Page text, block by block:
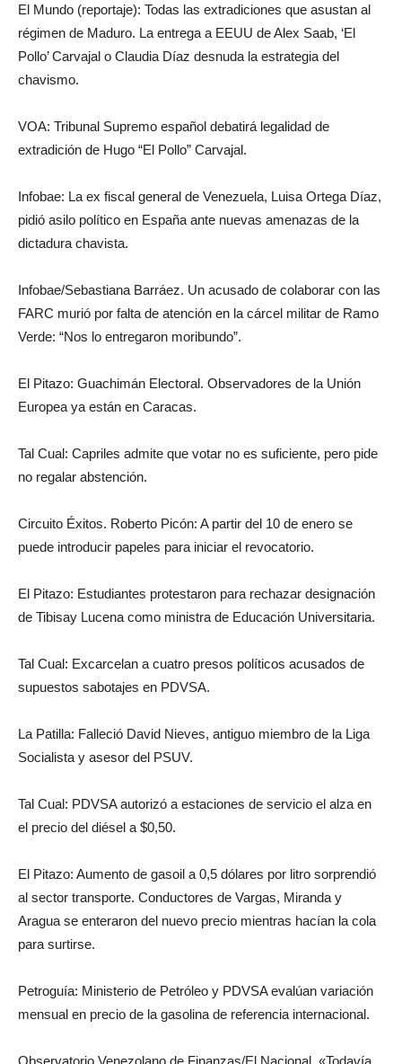
El Mundo (reportaje): Todas las extradiciones que asustan al
régimen de Maduro. La entrega a EEUU de Alex Saab, ‘El
Pollo’ Carvajal o Claudia Díaz desnuda la estrategia del
chavismo.
VOA: Tribunal Supremo español debatirá legalidad de
extradición de Hugo “El Pollo” Carvajal.
Infobae: La ex fiscal general de Venezuela, Luisa Ortega Díaz,
pidió asilo político en España ante nuevas amenazas de la
dictadura chavista.
Infobae/Sebastiana Barráez. Un acusado de colaborar con las
FARC murió por falta de atención en la cárcel militar de Ramo
Verde: “Nos lo entregaron moribundo”.
El Pitazo: Guachimán Electoral. Observadores de la Unión
Europea ya están en Caracas.
Tal Cual: Capriles admite que votar no es suficiente, pero pide
no regalar abstención.
Circuito Éxitos. Roberto Picón: A partir del 10 de enero se
puede introducir papeles para iniciar el revocatorio.
El Pitazo: Estudiantes protestaron para rechazar designación
de Tibisay Lucena como ministra de Educación Universitaria.
Tal Cual: Excarcelan a cuatro presos políticos acusados de
supuestos sabotajes en PDVSA.
La Patilla: Falleció David Nieves, antiguo miembro de la Liga
Socialista y asesor del PSUV.
Tal Cual: PDVSA autorizó a estaciones de servicio el alza en
el precio del diésel a $0,50.
El Pitazo: Aumento de gasoil a 0,5 dólares por litro sorprendió
al sector transporte. Conductores de Vargas, Miranda y
Aragua se enteraron del nuevo precio mientras hacían la cola
para surtirse.
Petroguía: Ministerio de Petróleo y PDVSA evalúan variación
mensual en precio de la gasolina de referencia internacional.